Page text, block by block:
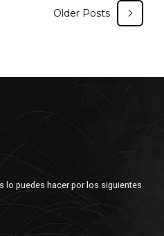
Older Posts
lo puedes hacer por los siguientes